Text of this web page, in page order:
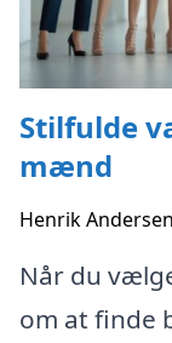
Stilfulde
mænd
Henrik Andersen
Når du
om at finde